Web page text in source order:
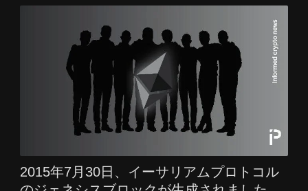
2015年7月30日、イーサリアムプロトコル